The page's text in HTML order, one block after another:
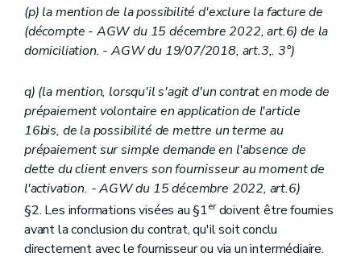
(p) la mention de la possibilité d'exclure la facture de
(décompte - AGW du 15 décembre 2022, art.6) de la
domiciliation. - AGW du 19/07/2018, art.3,. 3°)
q) (la mention, lorsqu'il s'agit d'un contrat en mode de
prépaiement volontaire en application de l'article
16bis, de la possibilité de mettre un terme au
prépaiement sur simple demande en l'absence de
dette du client envers son fournisseur au moment de
l'activation. - AGW du 15 décembre 2022, art.6)
§2. Les informations visées au §1erdoivent être fournies
avant la conclusion du contrat, qu'il soit conclu
directement avec le fournisseur ou via un intermédiaire.